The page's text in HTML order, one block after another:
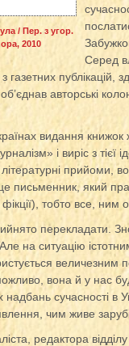
/ Пер. з угор.
2010
Серед
публікацій,
авторські
видання
і виріс з
літературні прийоми,
письменник, який
тобто все, ним
перекладати.
Але на ситуацію
величезним
вона й у нас
сучасності в
чим живе
редактора